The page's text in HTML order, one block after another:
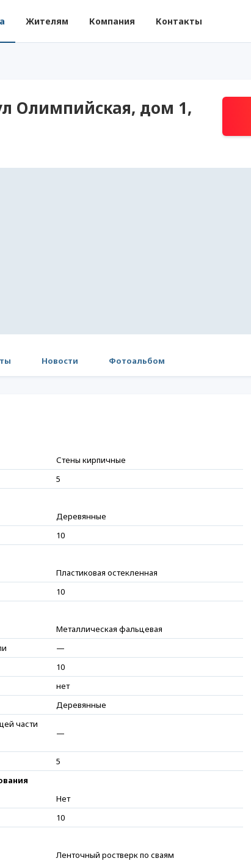
Жителям Компания Контакты
Олимпийская, дом 1,
Новости Фотоальбом
Стены кирпичные
5
Деревянные
10
Пластиковая остекленная
10
Металлическая фальцевая
—
10
нет
Деревянные
части
—
5
Нет
10
Ленточный ростверк по сваям